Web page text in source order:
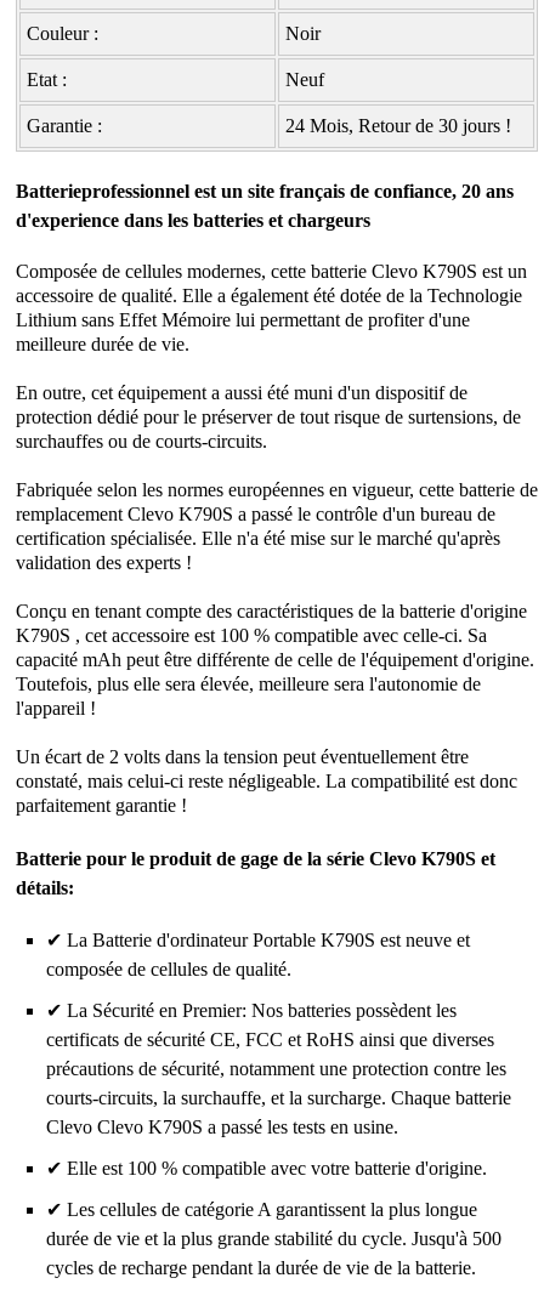
Couleur : Noir
Etat : Neuf
Garantie : 24 Mois, Retour de 30 jours !
Batterieprofessionnel est un site français de confiance, 20 ans
d'experience dans les batteries et chargeurs
Composée de cellules modernes, cettebatterie Clevo K790Sest un
accessoire de qualité. Elle a également été dotée de la Technologie
Lithium sans Effet Mémoire lui permettant de profiter d'une
meilleure durée de vie.
En outre, cet équipement a aussi été muni d'un dispositif de
protection dédié pour le préserver de tout risque de surtensions, de
surchauffes ou de courts-circuits.
Fabriquée selon les normes européennes en vigueur, cette batterie de
remplacement Clevo K790S a passé le contrôle d'un bureau de
certification spécialisée. Elle n'a été mise sur le marché qu'après
validation des experts !
Conçu en tenant compte des caractéristiques de la batterie d'origine
K790S , cet accessoire est 100 % compatible avec celle-ci. Sa
capacité mAh peut être différente de celle de l'équipement d'origine.
Toutefois, plus elle sera élevée, meilleure sera l'autonomie de
l'appareil !
Un écart de 2 volts dans la tension peut éventuellement être
constaté, mais celui-ci reste négligeable. La compatibilité est donc
parfaitement garantie !
Batterie pour le produit de gage de la série Clevo K790S et
détails:
✔ La Batterie d'ordinateur Portable K790S est neuve et
composée de cellules de qualité.
✔ La Sécurité en Premier: Nos batteries possèdent les
certificats de sécurité CE, FCC et RoHS ainsi que diverses
précautions de sécurité, notamment une protection contre les
courts-circuits, la surchauffe, et la surcharge. Chaque batterie
Clevo Clevo K790S a passé les tests en usine.
✔ Elle est 100 % compatible avec votre batterie d'origine.
✔ Les cellules de catégorie A garantissent la plus longue
durée de vie et la plus grande stabilité du cycle. Jusqu'à 500
cycles de recharge pendant la durée de vie de la batterie.